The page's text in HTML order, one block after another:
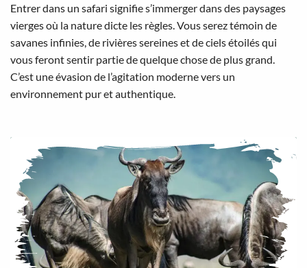
Entrer dans un safari signifie s’immerger dans des paysages
vierges où la nature dicte les règles. Vous serez témoin de
savanes infinies, de rivières sereines et de ciels étoilés qui
vous feront sentir partie de quelque chose de plus grand.
C’est une évasion de l’agitation moderne vers un
environnement pur et authentique.